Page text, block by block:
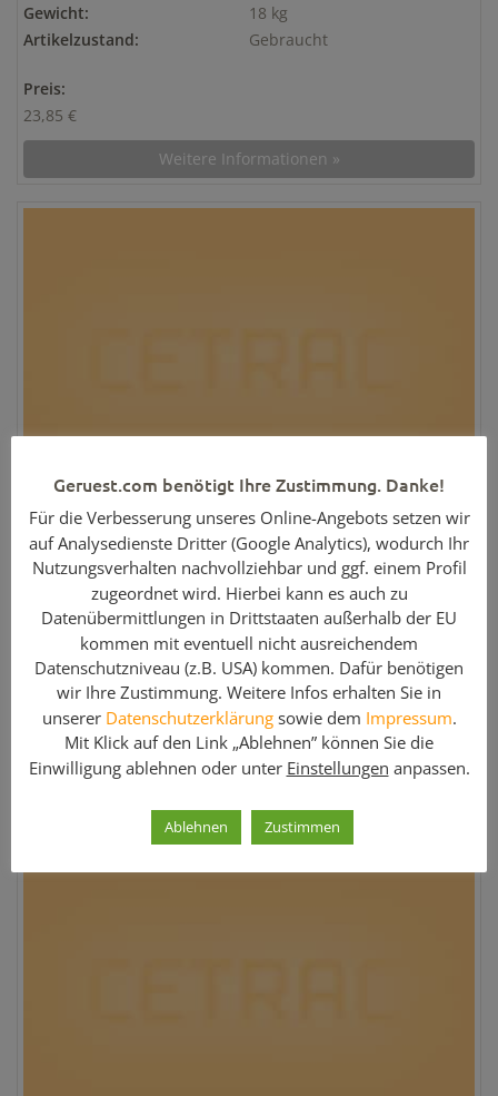
Gewicht:
18 kg
Artikelzustand:
Gebraucht
Preis:
23,85 €
Weitere Informationen »
Alu-Belagtafel mit Alu-Kopfstück 3,00m x 0,59m – Rux
Hersteller:
Rux Gerüstteile
100 Stk.
Artikel-Nr:
05113
Gewicht:
20.30 kg
Artikelzustand:
Gebraucht
Preis:
81,00 €
Geruest.com benötigt Ihre Zustimmung. Danke!
Für die Verbesserung unseres Online-Angebots setzen wir
auf Analysedienste Dritter (Google Analytics), wodurch Ihr
Nutzungsverhalten nachvollziehbar und ggf. einem Profil
zugeordnet wird. Hierbei kann es auch zu
Datenübermittlungen in Drittstaaten außerhalb der EU
kommen mit eventuell nicht ausreichendem
Datenschutzniveau (z.B. USA) kommen. Dafür benötigen
wir Ihre Zustimmung. Weitere Infos erhalten Sie in
unserer Datenschutzerklärungsowie dem Impressum.
Mit Klick auf den Link „Ablehnen” können Sie die
Einwilligung ablehnen oder unter Einstellungen anpassen.
Ablehnen Zustimmen